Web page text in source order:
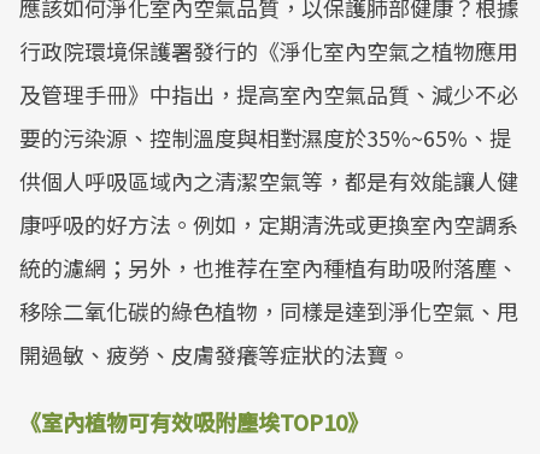
應該如何淨化室內空氣品質，以保護肺部健康？根據
行政院環境保護署發行的《淨化室內空氣之植物應用
及管理手冊》中指出，提高室內空氣品質、減少不必
要的污染源、控制溫度與相對濕度於35%~65%、提
供個人呼吸區域內之清潔空氣等，都是有效能讓人健
康呼吸的好方法。例如，定期清洗或更換室內空調系
統的濾網；另外，也推荐在室內種植有助吸附落塵、
移除二氧化碳的綠色植物，同樣是達到淨化空氣、甩
開過敏、疲勞、皮膚發癢等症狀的法寶。
《室內植物可有效吸附塵埃TOP10》